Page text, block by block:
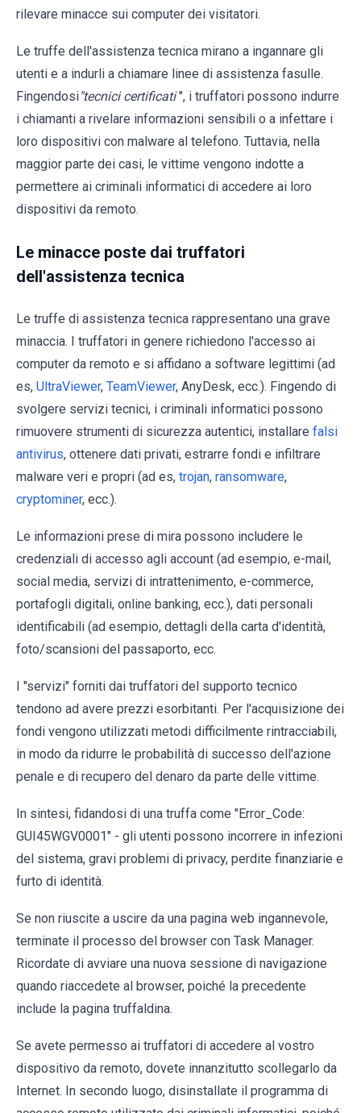
rilevare minacce sui computer dei visitatori.
Le truffe dell'assistenza tecnica mirano a ingannare gli
utenti e a indurli a chiamare linee di assistenza fasulle.
Fingendosi"tecnici certificati ", i truffatori possono indurre
i chiamanti a rivelare informazioni sensibili o a infettare i
loro dispositivi con malware al telefono. Tuttavia, nella
maggior parte dei casi, le vittime vengono indotte a
permettere ai criminali informatici di accedere ai loro
dispositivi da remoto.
Le minacce poste dai truffatori
dell'assistenza tecnica
Le truffe di assistenza tecnica rappresentano una grave
minaccia. I truffatori in genere richiedono l'accesso ai
computer da remoto e si affidano a software legittimi (ad
es, UltraViewer, TeamViewer, AnyDesk, ecc.). Fingendo di
svolgere servizi tecnici, i criminali informatici possono
rimuovere strumenti di sicurezza autentici, installare falsi
antivirus, ottenere dati privati, estrarre fondi e infiltrare
malware veri e propri (ad es, trojan, ransomware,
cryptominer, ecc.).
Le informazioni prese di mira possono includere le
credenziali di accesso agli account (ad esempio, e-mail,
social media, servizi di intrattenimento, e-commerce,
portafogli digitali, online banking, ecc.), dati personali
identificabili (ad esempio, dettagli della carta d'identità,
foto/scansioni del passaporto, ecc.
I "servizi" forniti dai truffatori del supporto tecnico
tendono ad avere prezzi esorbitanti. Per l'acquisizione dei
fondi vengono utilizzati metodi difficilmente rintracciabili,
in modo da ridurre le probabilità di successo dell'azione
penale e di recupero del denaro da parte delle vittime.
In sintesi, fidandosi di una truffa come "Error_Code:
GUI45WGV0001" - gli utenti possono incorrere in infezioni
del sistema, gravi problemi di privacy, perdite finanziarie e
furto di identità.
Se non riuscite a uscire da una pagina web ingannevole,
terminate il processo del browser con Task Manager.
Ricordate di avviare una nuova sessione di navigazione
quando riaccedete al browser, poiché la precedente
include la pagina truffaldina.
Se avete permesso ai truffatori di accedere al vostro
dispositivo da remoto, dovete innanzitutto scollegarlo da
Internet. In secondo luogo, disinstallate il programma di